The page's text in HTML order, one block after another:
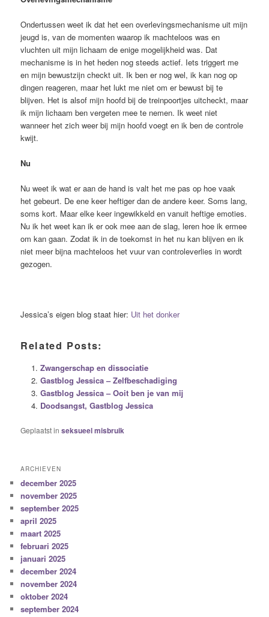
Ondertussen weet ik dat het een overlevingsmechanisme uit mijn
jeugd is, van de momenten waarop ik machteloos was en
vluchten uit mijn lichaam de enige mogelijkheid was. Dat
mechanisme is in het heden nog steeds actief. Iets triggert me
en mijn bewustzijn checkt uit. Ik ben er nog wel, ik kan nog op
dingen reageren, maar het lukt me niet om er bewust bij te
blijven. Het is alsof mijn hoofd bij de treinpoortjes uitcheckt, maar
ik mijn lichaam ben vergeten mee te nemen. Ik weet niet
wanneer het zich weer bij mijn hoofd voegt en ik ben de controle
kwijt.
Nu
Nu weet ik wat er aan de hand is valt het me pas op hoe vaak
het gebeurt. De ene keer heftiger dan de andere keer. Soms lang,
soms kort. Maar elke keer ingewikkeld en vanuit heftige emoties.
Nu ik het weet kan ik er ook mee aan de slag, leren hoe ik ermee
om kan gaan. Zodat ik in de toekomst in het nu kan blijven en ik
niet meer bijna machteloos het vuur van controleverlies in wordt
gezogen.
Jessica’s eigen blog staat hier: Uit het donker
Related Posts:
Zwangerschap en dissociatie
Gastblog Jessica – Zelfbeschadiging
Gastblog Jessica – Ooit ben je van mij
Doodsangst, Gastblog Jessica
Geplaatst in seksueel misbruik
ARCHIEVEN
december 2025
november 2025
september 2025
april 2025
maart 2025
februari 2025
januari 2025
december 2024
november 2024
oktober 2024
september 2024